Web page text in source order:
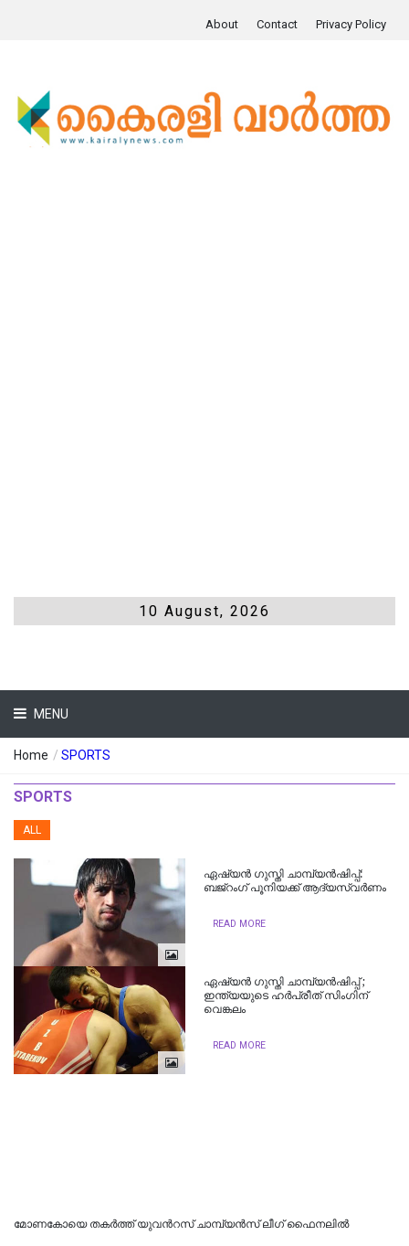
About Contact Privacy Policy
10 August, 2026
MENU
Home / SPORTS
SPORTS
ALL
ഏഷ്യന്‍ ഗുസ്തി ചാമ്പ്യന്‍ഷിപ്പ്:
ബജ്റംഗ് പൂനിയക്ക് ആദ്യസ്വര്‍ണം
READ MORE
ഏഷ്യന്‍ ഗുസ്തി ചാമ്പ്യന്‍ഷിപ്പ് ;
ഇന്ത്യയുടെ ഹര്‍പ്രീത് സിംഗിന്
വെങ്കലം
READ MORE
മോ​ണ​കോയെ തകർത്ത് യുവൻറസ്​ ചാമ്പ്യൻസ്​ ലീഗ്​ ഫൈനലിൽ